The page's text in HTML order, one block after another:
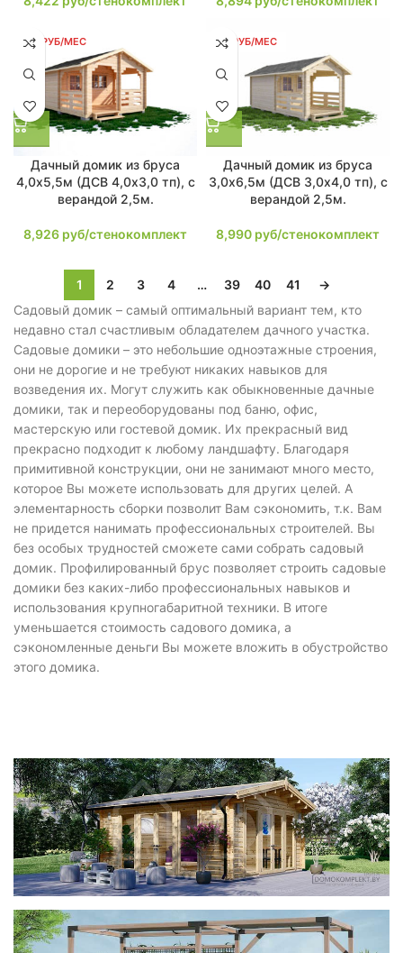
170 РУБ/МЕС
Дачный домик из бруса
4,0х5,5м (ДСВ 4,0х3,0 тп), с
верандой 2,5м.
8,926 руб/стенокомплект
171 РУБ/МЕС
Дачный домик из бруса
3,0х6,5м (ДСВ 3,0х4,0 тп), с
верандой 2,5м.
8,990 руб/стенокомплект
1 2 3 4 … 39 40 41
→
Садовый домик – самый оптимальный вариант тем, кто
недавно стал счастливым обладателем дачного участка.
Садовые домики – это небольшие одноэтажные строения,
они не дорогие и не требуют никаких навыков для
возведения их. Могут служить как обыкновенные дачные
домики, так и переоборудованы под баню, офис,
мастерскую или гостевой домик. Их прекрасный вид
прекрасно подходит к любому ландшафту. Благодаря
примитивной конструкции, они не занимают много место,
которое Вы можете использовать для других целей. А
элементарность сборки позволит Вам сэкономить, т.к. Вам
не придется нанимать профессиональных строителей. Вы
без особых трудностей сможете сами собрать садовый
домик. Профилированный брус позволяет строить садовые
домики без каких-либо профессиональных навыков и
использования крупногабаритной техники. В итоге
уменьшается стоимость садового домика, а
сэкономленные деньги Вы можете вложить в обустройство
этого домика.
фотогалерея